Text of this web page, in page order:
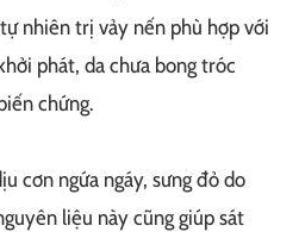
nhiên trị vảy nến phù hợp với
phát, da chưa bong tróc
chứng.
cơn ngứa ngáy, sưng đỏ do
liệu này cũng giúp sát